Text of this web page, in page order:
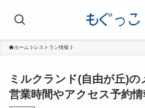
ホーム レストラン情報
ミルクランド(自由が丘)の
営業時間やアクセス予約